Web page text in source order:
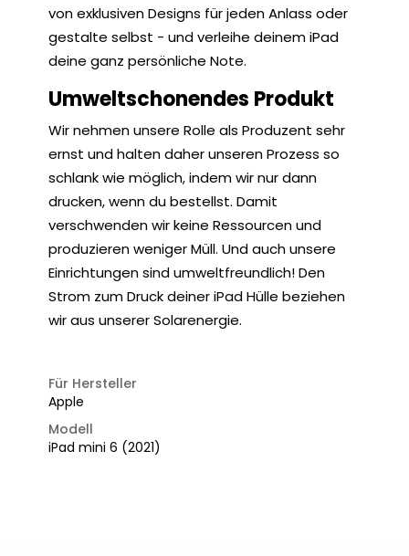
von exklusiven Designs für jeden Anlass oder
gestalte selbst - und verleihe deinem iPad
deine ganz persönliche Note.
Umweltschonendes Produkt
Wir nehmen unsere Rolle als Produzent sehr
ernst und halten daher unseren Prozess so
schlank wie möglich, indem wir nur dann
drucken, wenn du bestellst. Damit
verschwenden wir keine Ressourcen und
produzieren weniger Müll. Und auch unsere
Einrichtungen sind umweltfreundlich! Den
Strom zum Druck deiner iPad Hülle beziehen
wir aus unserer Solarenergie.
Für Hersteller
Apple
Modell
iPad mini 6 (2021)